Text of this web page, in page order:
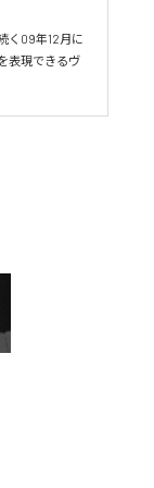
く09年12月に
表現できるヴ